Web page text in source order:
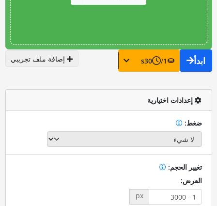
ابدأ 1
/
30
s إضافة ملف تجريبي
إعدادات اختيارية
ضغط:
تغيير الحجم:
العرض:
px